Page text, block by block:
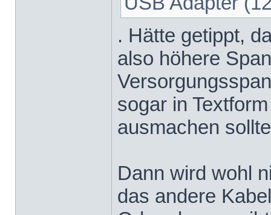
. Hätte getippt,
also höhere
sogar in
ausmachen
Dann wird wohl
das andere